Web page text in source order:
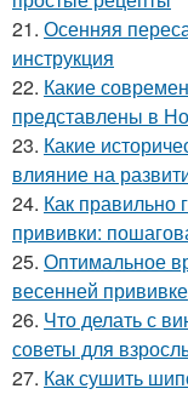
21. Осенняя
инструкция
22. Какие
представлены в
23. Какие
влияние на
24. Как правильно
прививки:
25. Оптимальное
весенней прививке
26. Что делать с
советы для
27. Как сушить